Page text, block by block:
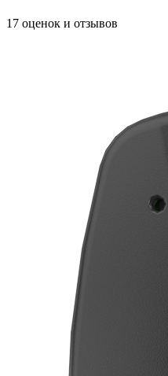
17 оценок и отзывов